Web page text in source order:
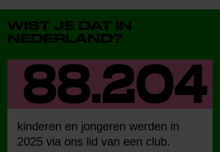
WIST JE DAT IN
NEDERLAND?
kinderen en jongeren werden in
2025 via ons lid van een club.